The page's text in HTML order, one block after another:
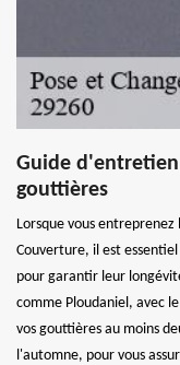
Guide
gouttières
Lorsque vous
Couverture, il est
pour garantir leur
comme Ploudaniel, avec
vos gouttières au moins
l'automne, pour vous